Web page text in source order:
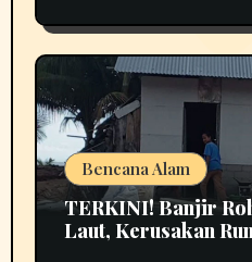
Bencana Alam
TERKINI! Banjir
Laut, Kerusakan